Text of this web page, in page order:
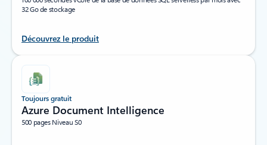
32 Go de stockage
Découvrez le produit
Toujours gratuit
Azure Document Intelligence
500 pages Niveau S0